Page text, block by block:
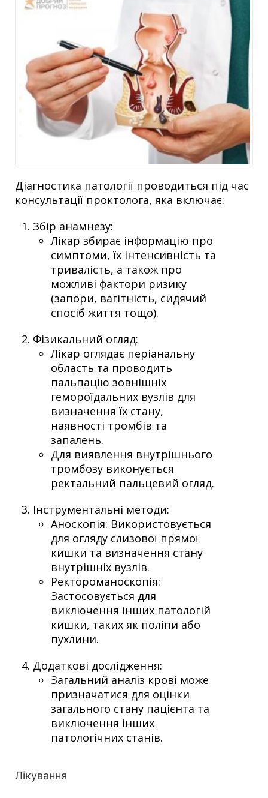
Діагностика патології проводиться під час
консультації проктолога, яка включає:
Збір анамнезу:
Лікар збирає інформацію про
симптоми, їх інтенсивність та
тривалість, а також про
можливі фактори ризику
(запори, вагітність, сидячий
спосіб життя тощо).
Фізикальний огляд:
Лікар оглядає періанальну
область та проводить
пальпацію зовнішніх
гемороїдальних вузлів для
визначення їх стану,
наявності тромбів та
запалень.
Для виявлення внутрішнього
тромбозу виконується
ректальний пальцевий огляд.
Інструментальні методи:
Аноскопія: Використовується
для огляду слизової прямої
кишки та визначення стану
внутрішніх вузлів.
Ректороманоскопія:
Застосовується для
виключення інших патологій
кишки, таких як поліпи або
пухлини.
Додаткові дослідження:
Загальний аналіз крові може
призначатися для оцінки
загального стану пацієнта та
виключення інших
патологічних станів.
Лікування